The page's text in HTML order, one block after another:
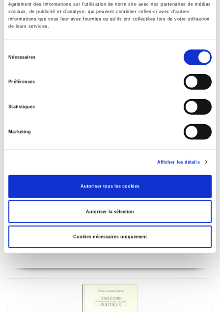
également des informations sur l'utilisation de notre site avec nos partenaires de médias
sociaux, de publicité et d'analyse, qui peuvent combiner celles-ci avec d'autres
informations que vous leur avez fournies ou qu'ils ont collectées lors de votre utilisation
de leurs services.
Nécessaires
Préférences
Statistiques
Marketing
Afficher les détails
Autoriser tous les cookies
Autoriser la sélection
Cookies nécessaires uniquement
Benoît Frachon, communiste et syndicaliste
Visages de la Nouvelle droite
Le GRECE et son histoire
Anne-Marie Duranton-Crabol
René Rémond